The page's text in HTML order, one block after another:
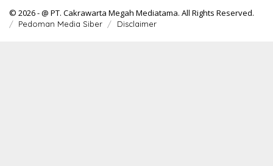
© 2026 - @ PT. Cakrawarta Megah Mediatama. All Rights Reserved.
Pedoman Media Siber Disclaimer